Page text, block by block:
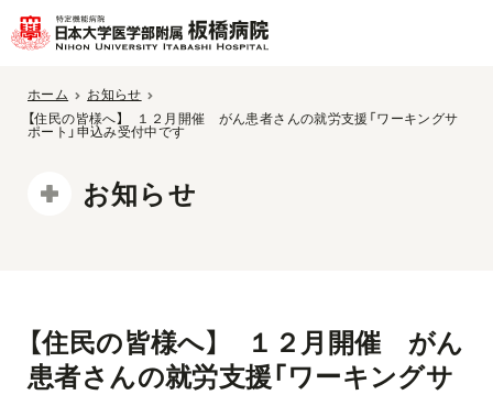
ホーム
お知らせ
【住民の皆様へ】 １２月開催 がん患者さんの就労支援「ワーキングサ
ポート」申込み受付中です
お知らせ
【住民の皆様へ】 １２月開催 がん
患者さんの就労支援「ワーキングサ